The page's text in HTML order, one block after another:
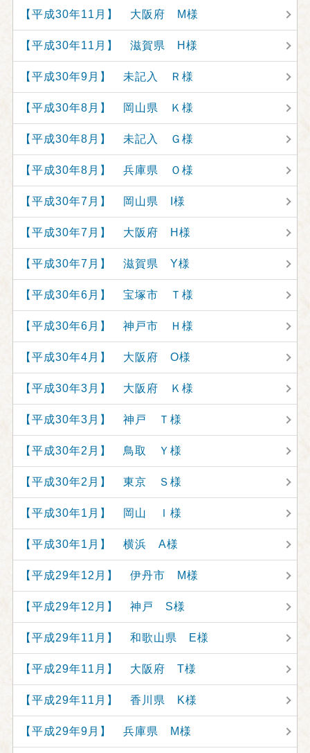
【平成30年11月】 大阪府 M様
【平成30年11月】 滋賀県 H様
【平成30年9月】 未記入 Ｒ様
【平成30年8月】 岡山県 Ｋ様
【平成30年8月】 未記入 Ｇ様
【平成30年8月】 兵庫県 Ｏ様
【平成30年7月】 岡山県 I様
【平成30年7月】 大阪府 H様
【平成30年7月】 滋賀県 Y様
【平成30年6月】 宝塚市 Ｔ様
【平成30年6月】 神戸市 Ｈ様
【平成30年4月】 大阪府 O様
【平成30年3月】 大阪府 Ｋ様
【平成30年3月】 神戸 Ｔ様
【平成30年2月】 鳥取 Ｙ様
【平成30年2月】 東京 Ｓ様
【平成30年1月】 岡山 Ｉ様
【平成30年1月】 横浜 A様
【平成29年12月】 伊丹市 M様
【平成29年12月】 神戸 S様
【平成29年11月】 和歌山県 E様
【平成29年11月】 大阪府 T様
【平成29年11月】 香川県 K様
【平成29年9月】 兵庫県 M様